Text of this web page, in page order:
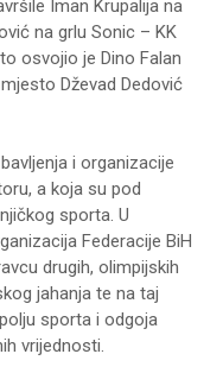
Iman Krupalija na
na grlu Sonic – KK
osvojio je Dino Falan
Dževad Dedović
i organizacije
a koja su pod
sporta. U
Federacije BiH
drugih, olimpijskih
jahanja te na taj
sporta i odgoja
vrijednosti.